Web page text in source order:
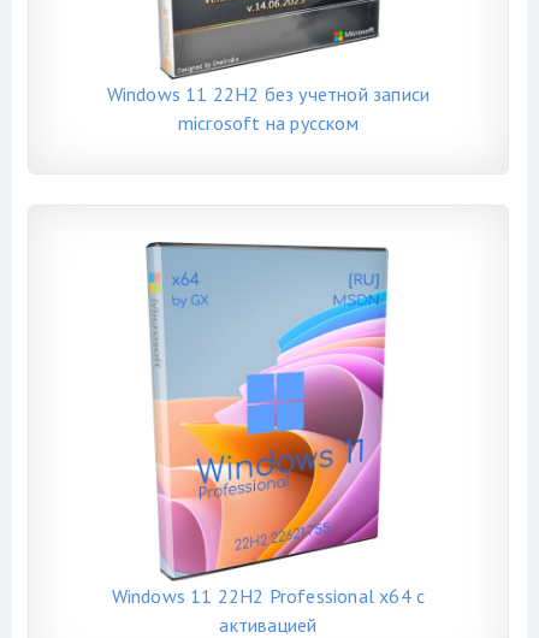
Windows 11 22H2 без учетной записи
microsoft на русском
Windows 11 22H2 Professional x64 с
активацией